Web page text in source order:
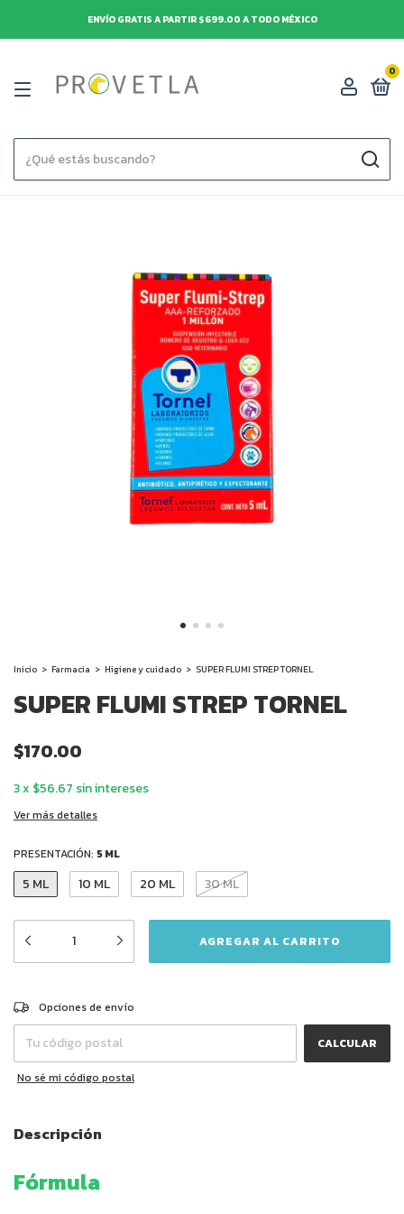
ENVÍO GRATIS A PARTIR $699.00 A TODO MÉXICO
0
Inicio > Farmacia > Higiene y cuidado > SUPER FLUMI STREP TORNEL
SUPER FLUMI STREP TORNEL
$170.00
3x $56.67 sin intereses
Ver más detalles
PRESENTACIÓN: 5 ML
5 ML 10 ML 20 ML 30 ML
Entregas para el CP:
Opciones de envío
CALCULAR
No sé mi código postal
Descripción
Fórmula